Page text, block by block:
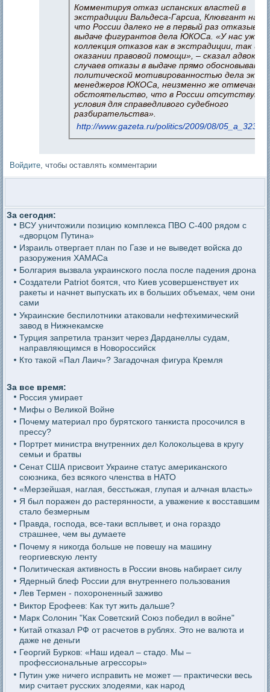
Комментируя отказ испанских властей в
экстрадиции Вальдеса-Гарсиа, Клювгант
что России далеко не в первый раз
выдаче фигурантов дела ЮКОСа. «У нас уже
коллекция отказов как в экстрадиции, так и в
оказании правовой помощи», – сказал
случаев отказы в выдаче прямо
политической мотивированностью дела экс-
менеджеров ЮКОСа, неизменно же
обстоятельство, что в России отсутствуют
условия для справедливого судебного
разбирательства».
http://www.gazeta.ru/politics/2009/08/
Войдите , чтобы оставлять комментарии
За сегодня:
ВСУ уничтожили позицию комплекса ПВО С-400 рядом с
«дворцом Путина»
Израиль отвергает план по Газе и не выведет войска до
разоружения ХАМАСа
Болгария вызвала украинского посла после падения дрона
Создатели Patriot боятся, что Киев усовершенствует их
ракеты и начнет выпускать их в больших объемах, чем они
сами
Украинские беспилотники атаковали нефтехимический
завод в Нижнекамске
Турция запретила транзит через Дарданеллы судам,
направляющимся в Новороссийск
Кто такой «Пал Лаич»? Загадочная фигура Кремля
За все время:
Россия умирает
Мифы о Великой Войне
Почему материал про бурятского танкиста просочился в
прессу?
Портрет министра внутренних дел Колокольцева в кругу
семьи и братвы
Сенат США присвоит Украине статус американского
союзника, без всякого членства в НАТО
«Мерзейшая, наглая, бесстыжая, глупая и алчная власть»
Я был поражен до растерянности, а уважение к восставшим
стало безмерным
Правда, господа, все-таки всплывет, и она гораздо
страшнее, чем вы думаете
Почему я никогда больше не повешу на машину
георгиевскую ленту
Политическая активность в России вновь набирает силу
Ядерный блеф России для внутреннего пользования
Лев Термен - похороненный заживо
Виктор Ерофеев: Как тут жить дальше?
Марк Солонин "Как Советский Союз победил в войне"
Китай отказал РФ от расчетов в рублях. Это не валюта и
даже не деньги
Георгий Бурков: «Наш идеал – стадо. Мы –
профессиональные агрессоры»
Путин уже ничего исправить не может — практически весь
мир считает русских злодеями, как народ